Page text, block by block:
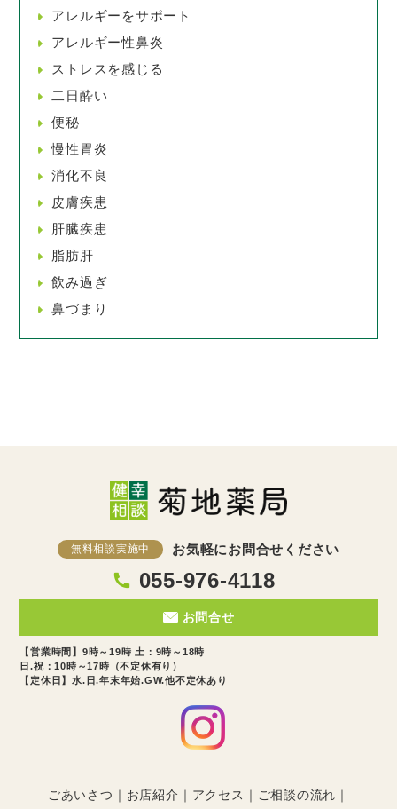
アレルギーをサポート
アレルギー性鼻炎
ストレスを感じる
二日酔い
便秘
慢性胃炎
消化不良
皮膚疾患
肝臓疾患
脂肪肝
飲み過ぎ
鼻づまり
無料相談実施中 お気軽にお問合せください
055-976-4118
お問合せ
【営業時間】9時～19時 土：9時～18時
日.祝：10時～17時（不定休有り）
【定休日】水.日.年末年始.GW.他不定休あり
ごあいさつ お店紹介 アクセス ご相談の流れ